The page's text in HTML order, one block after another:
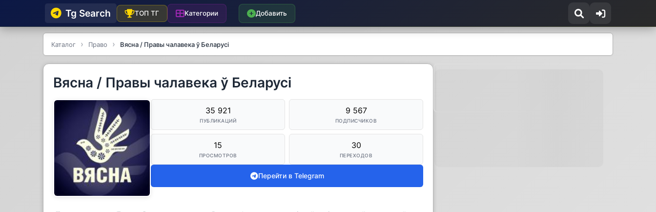
Tg Searсh ТОП ТГ Категории Добавить
Каталог Право Вясна / Правы чалавека ў Беларусі
Вясна / Правы чалавека ў Беларусі
35 921
ПУБЛИКАЦИЙ
9 567
ПОДПИСЧИКОВ
15
ПРОСМОТРОВ
30
ПЕРЕХОДОВ
Перейти в Telegram